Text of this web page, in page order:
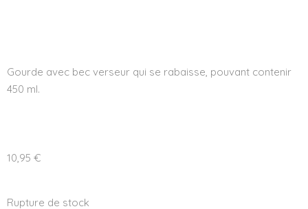
Gourde avec bec verseur qui se rabaisse, pouvant contenir
450 ml.
10,95 €
Rupture de stock